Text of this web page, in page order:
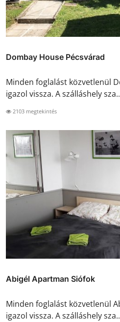
Dombay House Pécsvárad
Minden foglalást közvetlenül
igazol vissza. A szálláshely
2103 megtekintés
Abigél Apartman Siófok
Minden foglalást közvetlenül
igazol vissza. A szálláshely